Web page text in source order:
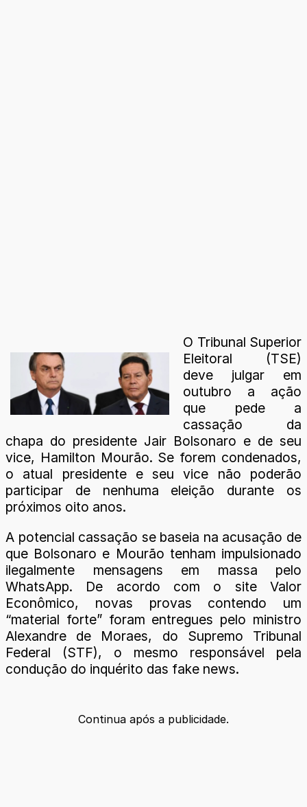
O Tribunal Superior
Eleitoral (TSE)
deve julgar em
outubro a ação
que pede a
cassação da
chapa do presidente Jair Bolsonaro e de seu
vice, Hamilton Mourão. Se forem condenados,
o atual presidente e seu vice não poderão
participar de nenhuma eleição durante os
próximos oito anos.
A potencial cassação se baseia na acusação de
que Bolsonaro e Mourão tenham impulsionado
ilegalmente mensagens em massa pelo
WhatsApp. De acordo com o site Valor
Econômico, novas provas contendo um
“material forte” foram entregues pelo ministro
Alexandre de Moraes, do Supremo Tribunal
Federal (STF), o mesmo responsável pela
condução do inquérito das fake news.
Continua após a publicidade.